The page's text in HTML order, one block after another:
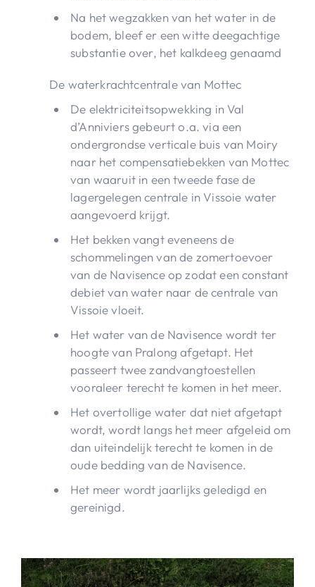
Na het wegzakken van het water in de
bodem, bleef er een witte deegachtige
substantie over, het kalkdeeg genaamd
De waterkrachtcentrale van Mottec
De elektriciteitsopwekking in Val
d’Anniviers gebeurt o.a. via een
ondergrondse verticale buis van Moiry
naar het compensatiebekken van Mottec
van waaruit in een tweede fase de
lagergelegen centrale in Vissoie water
aangevoerd krijgt.
Het bekken vangt eveneens de
schommelingen van de zomertoevoer
van de Navisence op zodat een constant
debiet van water naar de centrale van
Vissoie vloeit.
Het water van de Navisence wordt ter
hoogte van Pralong afgetapt. Het
passeert twee zandvangtoestellen
vooraleer terecht te komen in het meer.
Het overtollige water dat niet afgetapt
wordt, wordt langs het meer afgeleid om
dan uiteindelijk terecht te komen in de
oude bedding van de Navisence.
Het meer wordt jaarlijks geledigd en
gereinigd.